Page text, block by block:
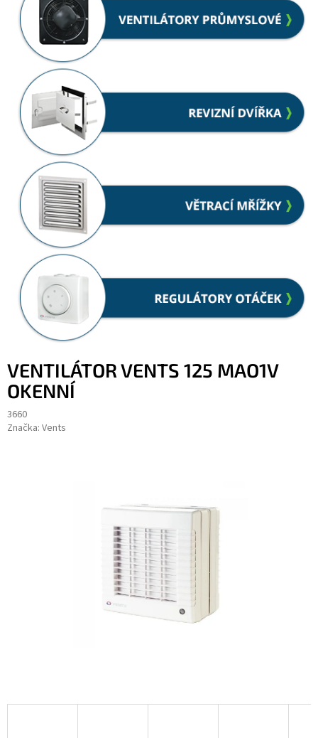
VENTILÁTOR VENTS 125 MAO1V
OKENNÍ
3660
Značka: Vents